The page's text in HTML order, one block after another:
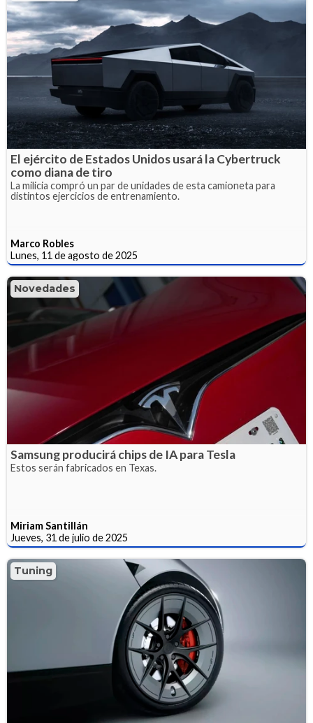
El ejército de Estados Unidos usará la Cybertruck
como diana de tiro
La milicia compró un par de unidades de esta camioneta para
distintos ejercicios de entrenamiento.
Marco Robles
Lunes, 11 de agosto de 2025
Novedades
Samsung producirá chips de IA para Tesla
Estos serán fabricados en Texas.
Miriam Santillán
Jueves, 31 de julio de 2025
Tuning